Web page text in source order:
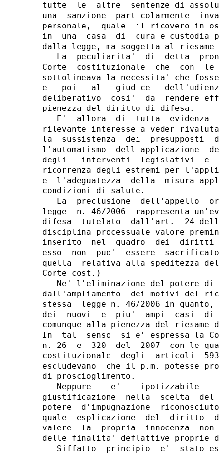
tutte  le  altre  sentenze di
una  sanzione  particolarmente
personale,  quale  il ricovero in
in  una  casa  di  cura e custodia
dalla legge, ma soggetta al
La  peculiarita'  di  detta
Corte  costituzionale  che  con  le
sottolineava la necessita' che
e   poi   al   giudice
deliberativo  cosi'  da  rendere
pienezza del diritto di difesa.
E'  allora  di  tutta  evidenza
rilevante interesse a veder
la  sussistenza  dei  presupposti
l'automatismo  dell'applicazione
degli   interventi  legislativi  e
ricorrenza degli estremi per
e  l'adeguatezza  della  misura
condizioni di salute.
La  preclusione  dell'appello
legge  n. 46/2006  rappresenta
difesa  tutelato  dall'art.  24 della
disciplina processuale valore
inserito  nel  quadro  dei  diritti
esso  non  puo'  essere
quella  relativa alla speditezza
Corte cost.)
Ne' l'eliminazione del potere di
dall'ampliamento  dei motivi del
stessa  legge n. 46/2006 in
dei  nuovi  e  piu'  ampi  casi  di
comunque alla pienezza del
In  tal  senso  si e' espressa la
n. 26  e  320  del  2007  con le
costituzionale  degli  articoli
escludevano  che il p.m. potesse
di proscioglimento.
Neppure    e'    ipotizzabile
giustificazione  nella  scelta
potere  d'impugnazione
quale  esplicazione  del  diritto
valere  la  propria  innocenza
delle finalita' deflattive proprie
Siffatto  principio  e'  stato